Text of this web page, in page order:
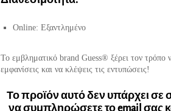
Online: Εξαντλημένο
Το εμβληματικό brand Guess® ξέρει τον τρόπο
εμφανίσεις και να κλέψεις τις εντυπώσεις!
Το προϊόν αυτό δεν υπάρχει σε
να συμπληρώσετε το email σας